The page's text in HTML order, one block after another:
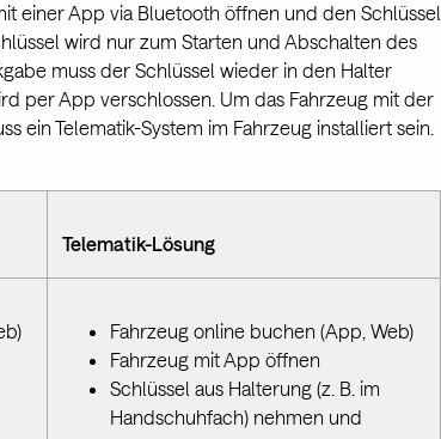
einer App via Bluetooth öffnen und den Schlüssel
wird nur zum Starten und Abschalten des
muss der Schlüssel wieder in den Halter
per App verschlossen. Um das Fahrzeug mit der
ein Telematik-System im Fahrzeug installiert sein.
Telematik-Lösung
Fahrzeug online buchen (App, Web)
Fahrzeug mit App öffnen
Schlüssel aus Halterung (z. B. im
Handschuhfach) nehmen und